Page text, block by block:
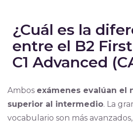
¿Cuál es la
entre el B2 First
C1 Advanced
Ambos exámenes evalúan el
superior al intermedio. La
vocabulario son más